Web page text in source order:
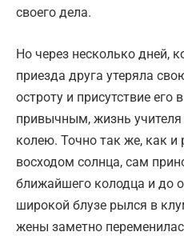
своего дела.
Но через несколько дней,
приезда друга утеряла
остроту и присутствие его
привычным, жизнь
колею. Точно так же, как и
восходом солнца, сам
ближайшего колодца и до
широкой блузе рылся в
жены заметно